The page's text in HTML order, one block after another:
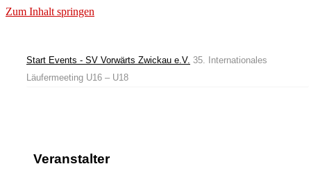
Zum Inhalt springen
Start Events - SV Vorwärts Zwickau e.V. 35. Internationales
Läufermeeting U16 – U18
Veranstalter